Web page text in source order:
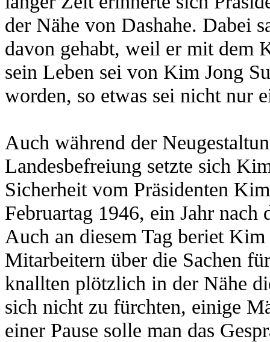
der Nähe von Dashahe. Dabei
davon gehabt, weil er mit dem
sein Leben sei von Kim Jong
worden, so etwas sei nicht nur
Auch während der
Landesbefreiung setzte sich
Sicherheit vom Präsidenten
Februartag 1946, ein Jahr
Auch an diesem Tag beriet
Mitarbeitern über die Sachen
knallten plötzlich in der Nähe
sich nicht zu fürchten, einige
einer Pause solle man das